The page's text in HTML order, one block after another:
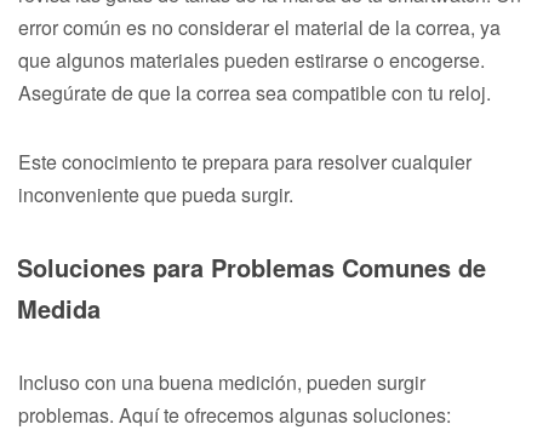
error común es no considerar el material de la correa, ya
que algunos materiales pueden estirarse o encogerse.
Asegúrate de que la correa sea compatible con tu reloj.
Este conocimiento te prepara para resolver cualquier
inconveniente que pueda surgir.
Soluciones para Problemas Comunes de
Medida
Incluso con una buena medición, pueden surgir
problemas. Aquí te ofrecemos algunas soluciones: